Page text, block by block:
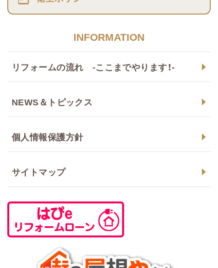
INFORMATION
リフォームの流れ -ここまでやります！-
NEWS＆トピックス
個人情報保護方針
サイトマップ